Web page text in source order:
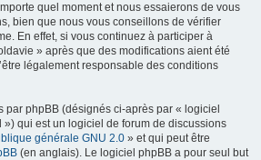
quel moment et nous essaierons de vous
bien que nous vous conseillons de vérifier
En effet, si vous continuez à participer à
» après que des modifications aient été
légalement responsable des conditions
par phpBB (désignés ci-après par « logiciel
») qui est un logiciel de forum de discussions
générale GNU 2.0 » et qui peut être
(en anglais). Le logiciel phpBB a pour seul but